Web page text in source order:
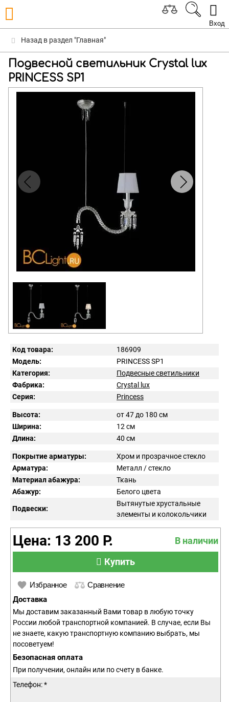
Вход
Назад в раздел "Главная"
Подвесной светильник Crystal lux
PRINCESS SP1
Код товара:
186909
Модель:
PRINCESS SP1
Категория:
Подвесные светильники
Фабрика:
Crystal lux
Серия:
Princess
Высота:
от 47 до 180 см
Ширина:
12 см
Длина:
40 см
Покрытие арматуры:
Хром и прозрачное стекло
Арматура:
Металл / стекло
Материал абажура:
Ткань
Абажур:
Белого цвета
Подвески:
Вытянутые хрустальные
элементы и колокольчики
Цена: 13 200 Р.
В наличии
Купить
Избранное Сравнение
Доставка
Мы доставим заказанный Вами товар в любую точку
России любой транспортной компанией. В случае, если Вы
не знаете, какую транспортную компанию выбрать, мы
посоветуем!
Безопасная оплата
При получении, онлайн или по счету в банке.
Телефон: *